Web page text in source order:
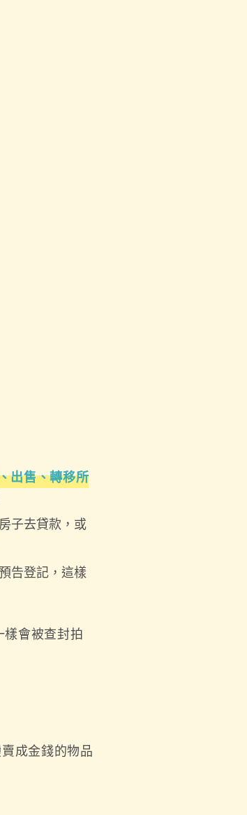
出售、轉移所
子去貸款，或
告登記，這樣
樣會被查封拍
成金錢的物品